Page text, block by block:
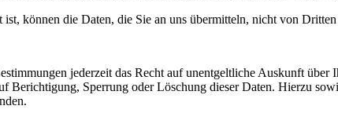
können die Daten, die Sie an uns übermitteln, nicht von
jederzeit das Recht auf unentgeltliche Auskunft
Berichtigung, Sperrung oder Löschung dieser Daten. Hierzu